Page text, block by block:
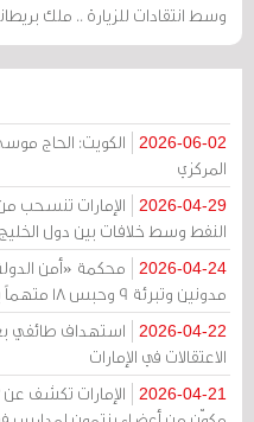
وسط انتقادات للزيارة .. ملك
2026-06-02
الكويت: الحاج
المركزي
2026-04-29
الإمارات تنسحب
النفط وسط خلافات بين دول الخليج
2026-04-24
مدونين وتبرئة 9 وحبس 18 متهماً بالتعاطف مع إيران
2026-04-22
استهداف طائفي
الاعتقالات في الإمارات
2026-04-21
الإمارات تكشف عن